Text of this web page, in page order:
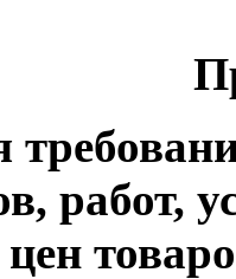
работ,
цен